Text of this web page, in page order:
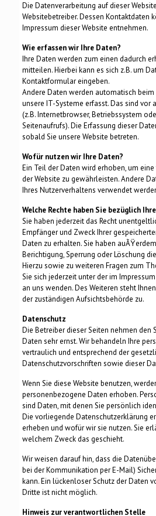
Die Datenverarbeitung auf dieser
Websitebetreiber. Dessen Kontaktdaten
Impressum dieser Website entnehmen.
Wie erfassen wir Ihre Daten?
Ihre Daten werden zum einen dadurch
mitteilen. Hierbei kann es sich z.B. um
Kontaktformular eingeben.
Andere Daten werden automatisch beim
unsere IT-Systeme erfasst. Das sind vor
(z.B. Internetbrowser, Betriebssystem
Seitenaufrufs). Die Erfassung dieser
sobald Sie unsere Website betreten.
Wofür nutzen wir Ihre Daten?
Ein Teil der Daten wird erhoben, um
der Website zu gewährleisten. Andere
Ihres Nutzerverhaltens verwendet
Welche Rechte haben Sie bezüglich
Sie haben jederzeit das Recht
Empfänger und Zweck Ihrer
Daten zu erhalten. Sie haben
Berichtigung, Sperrung oder Löschung
Hierzu sowie zu weiteren Fragen zum
Sie sich jederzeit unter der im
an uns wenden. Des Weiteren steht
der zuständigen Aufsichtsbehörde zu.
Datenschutz
Die Betreiber dieser Seiten nehmen den
Daten sehr ernst. Wir behandeln Ihre
vertraulich und entsprechend der
Datenschutzvorschriften sowie dieser
Wenn Sie diese Website benutzen,
personenbezogene Daten erhoben.
sind Daten, mit denen Sie persönlich
Die vorliegende Datenschutzerklärung
erheben und wofür wir sie nutzen. Sie
welchem Zweck das geschieht.
Wir weisen darauf hin, dass die
bei der Kommunikation per E-Mail)
kann. Ein lückenloser Schutz der Daten
Dritte ist nicht möglich.
Hinweis zur verantwortlichen Stelle